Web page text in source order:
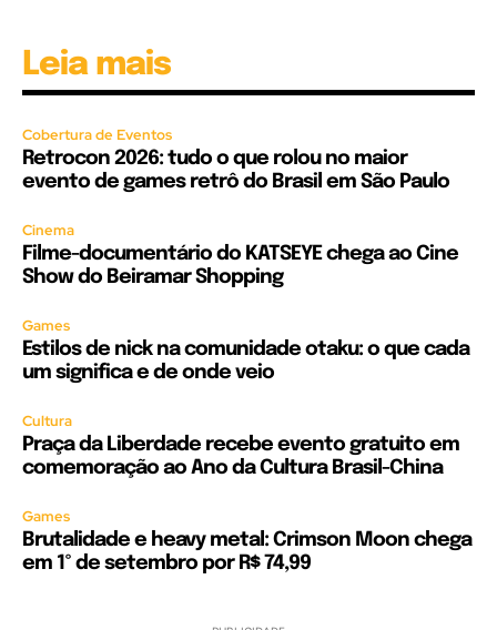
Leia mais
Cobertura de Eventos
Retrocon 2026: tudo o que rolou no maior
evento de games retrô do Brasil em São Paulo
Cinema
Filme-documentário do KATSEYE chega ao Cine
Show do Beiramar Shopping
Games
Estilos de nick na comunidade otaku: o que cada
um significa e de onde veio
Cultura
Praça da Liberdade recebe evento gratuito em
comemoração ao Ano da Cultura Brasil-China
Games
Brutalidade e heavy metal: Crimson Moon chega
em 1º de setembro por R$ 74,99